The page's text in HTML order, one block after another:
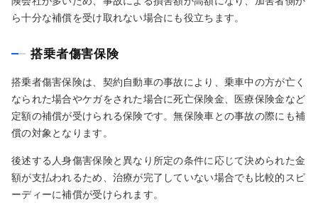
ら十分な補償を受け取れない場合にも役立ちます。
搭乗者傷害保険
搭乗者傷害保険は、契約自動車の事故により、乗車中の方が亡く
なられた場合やケガをされた場合に死亡保険金、医療保険金など
定額の補償が受けられる保険です。無保険車との事故の際にも補
償の対象となります。
後述する人身傷害保険と異なり所定の条件に応じて決められた金
額が支払われるため、治療が完了していない場合でも比較的スピ
ーディーに補償が受けられます。